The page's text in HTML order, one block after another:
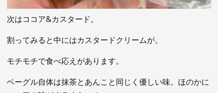
次はココア&カスタード。
割ってみると中にはカスタードクリームが。
モチモチで食べ応えがあります。
ベーグル自体は抹茶とあんこと同じく優しい味。ほのかに